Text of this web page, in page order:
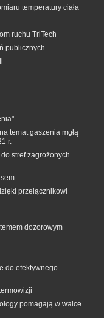
temperatury ciała
ruchu TriTech
publicznych
temat gaszenia mgłą
r.
stref zagrożonych
przełącznikowi
dozorowym
do efektywnego
pomagają w walce